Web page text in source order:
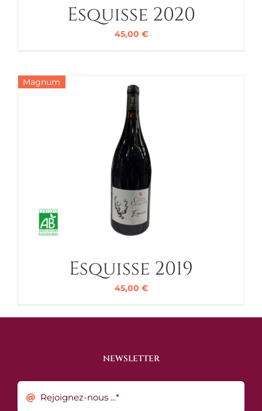
Esquisse 2020
45,00 €
Magnum
Esquisse 2019
45,00 €
NEWSLETTER